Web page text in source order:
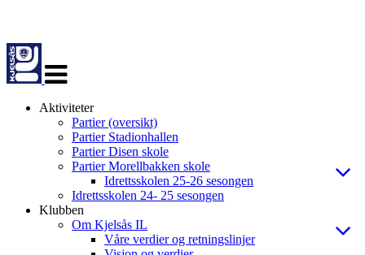
navigasjon
Aktiviteter
Partier (oversikt)
Partier Stadionhallen
Partier Disen skole
Partier Morellbakken skole
Idrettsskolen 25-26 sesongen
Idrettsskolen 24- 25 sesongen
Klubben
Om Kjelsås IL
Våre verdier og retningslinjer